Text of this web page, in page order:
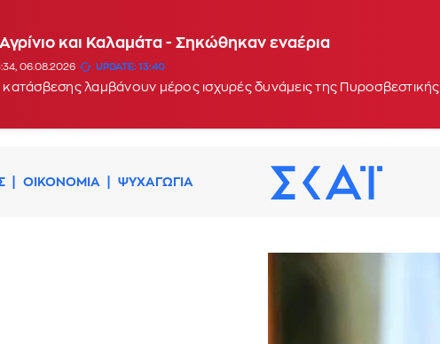
και Καλαμάτα - Σηκώθηκαν εναέρια
06.08.2026 UPDATE: 13:40
λαμβάνουν μέρος ισχυρές δυνάμεις της Πυροσβεστικής
ΟΙΚΟΝΟΜΙΑ ΨΥΧΑΓΩΓΙΑ